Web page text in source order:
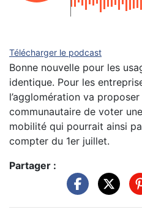
Télécharger le podcast
Bonne nouvelle pour les
identique. Pour les
l’agglomération va
communautaire de voter
mobilité qui pourrait ainsi
compter du 1er juillet.
Partager :